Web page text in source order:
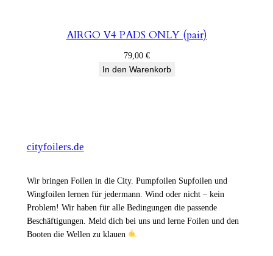
AIRGO V4 PADS ONLY (pair)
79,00 €
In den Warenkorb
cityfoilers.de
Wir bringen Foilen in die City. Pumpfoilen Supfoilen und
Wingfoilen lernen für jedermann. Wind oder nicht – kein
Problem! Wir haben für alle Bedingungen die passende
Beschäftigungen. Meld dich bei uns und lerne Foilen und den
Booten die Wellen zu klauen